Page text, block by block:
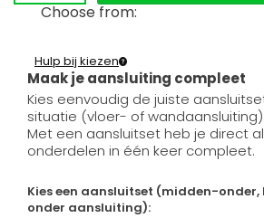
Choose from:
Maak je aansluiting compleet
Hulp bij kiezen
Kies eenvoudig de juiste
situatie (vloer- of wandaansluiting).
Met een aansluitset heb je direct
onderdelen in één keer compleet.
Kies een aansluitset (midden-
onder aansluiting):